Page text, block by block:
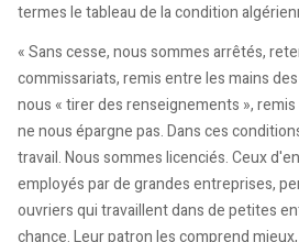
termes le tableau de la condition
« Sans cesse, nous sommes arrêtés,
commissariats, remis entre les mains
nous « tirer des renseignements »,
ne nous épargne pas. Dans ces
travail. Nous sommes licenciés. Ceux
employés par de grandes entreprises,
ouvriers qui travaillent dans de petites
chance. Leur patron les comprend